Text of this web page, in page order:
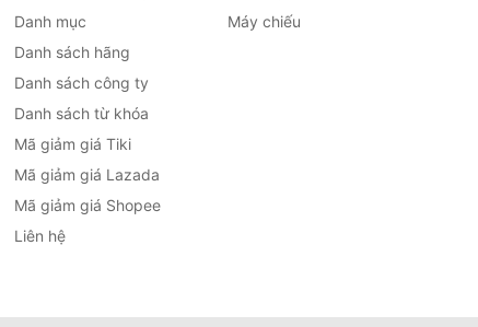
Danh mục
Danh sách hãng
Danh sách công ty
Danh sách từ khóa
Mã giảm giá Tiki
Mã giảm giá Lazada
Mã giảm giá Shopee
Liên hệ
Máy chiếu